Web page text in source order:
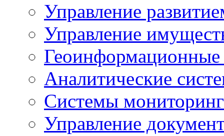
Управление
Управление
Аналитические
Системы
Управление